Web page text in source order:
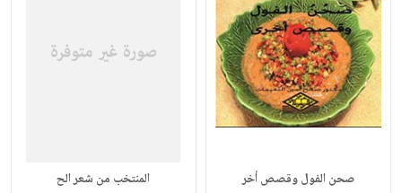
صحن الفول وقصص أخر المنتخب من شعر الح